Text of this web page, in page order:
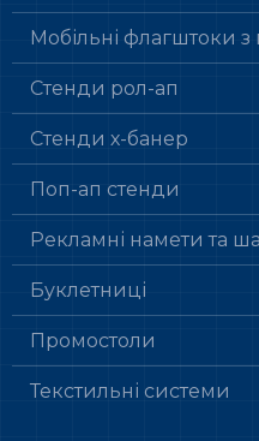
Мобільні флагштоки
Стенди рол-ап
Стенди х-банер
Поп-ап стенди
Рекламні намети та
Буклетниці
Промостоли
Текстильні системи